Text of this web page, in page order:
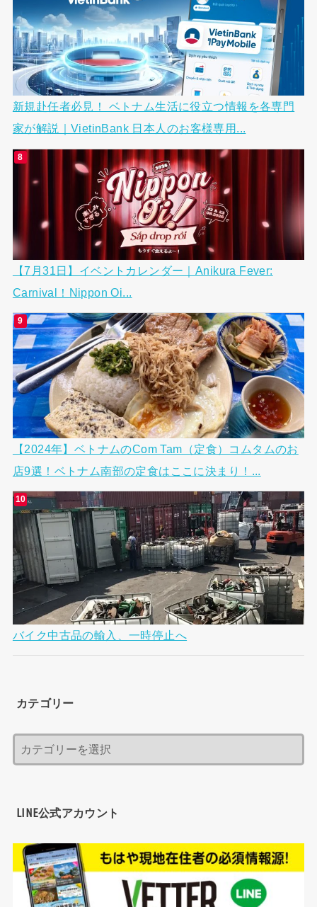
新規赴任者必見！ ベトナム生活に役立つ情報を各専門
家が解説｜VietinBank 日本人のお客様専用...
【7月31日】イベントカレンダー｜Anikura Fever:
Carnival！Nippon Oi...
【2024年】ベトナムのCom Tam（定食）コムタムのお
店9選！ベトナム南部の定食はここに決まり！...
バイク中古品の輸入、一時停止へ
カテゴリー
LINE公式アカウント